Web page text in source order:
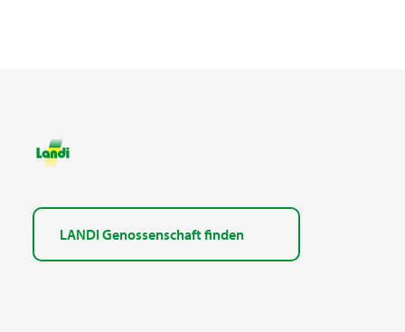
LANDI Genossenschaft finden